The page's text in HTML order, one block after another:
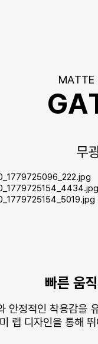
MATTE
무
빠른 움
안정적인 착용감을
랩 디자인을 통해